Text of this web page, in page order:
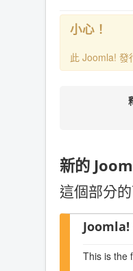
小心！
此 Joomla! 發
新的
這個部分
This is the